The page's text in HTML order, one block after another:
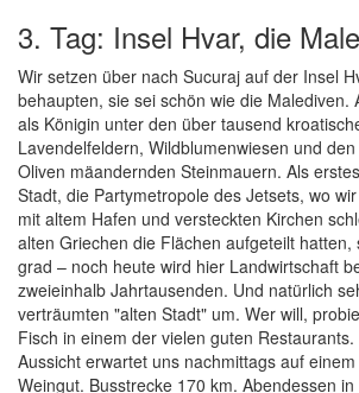
3. Tag: Insel Hvar, die
Wir setzen über nach Sucuraj auf der Insel
behaupten, sie sei schön wie die Malediven.
als Königin unter den über tausend
Lavendelfeldern, Wildblumenwiesen und
Oliven mäandernden Steinmauern. Als
Stadt, die Partymetropole des Jetsets, wo
mit altem Hafen und versteckten Kirchen
alten Griechen die Flächen aufgeteilt hatten,
grad – noch heute wird hier Landwirtschaft
zweieinhalb Jahrtausenden. Und natürlich
verträumten "alten Stadt" um. Wer will,
Fisch in einem der vielen guten
Aussicht erwartet uns nachmittags auf
Weingut. Busstrecke 170 km. Abendessen